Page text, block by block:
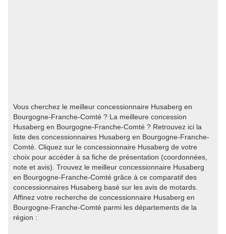
Vous cherchez le meilleur concessionnaire Husaberg en
Bourgogne-Franche-Comté ? La meilleure concession
Husaberg en Bourgogne-Franche-Comté ? Retrouvez ici la
liste des concessionnaires Husaberg en Bourgogne-Franche-
Comté. Cliquez sur le concessionnaire Husaberg de votre
choix pour accéder à sa fiche de présentation (coordonnées,
note et avis). Trouvez le meilleur concessionnaire Husaberg
en Bourgogne-Franche-Comté grâce à ce comparatif des
concessionnaires Husaberg basé sur les avis de motards.
Affinez votre recherche de concessionnaire Husaberg en
Bourgogne-Franche-Comté parmi les départements de la
région :